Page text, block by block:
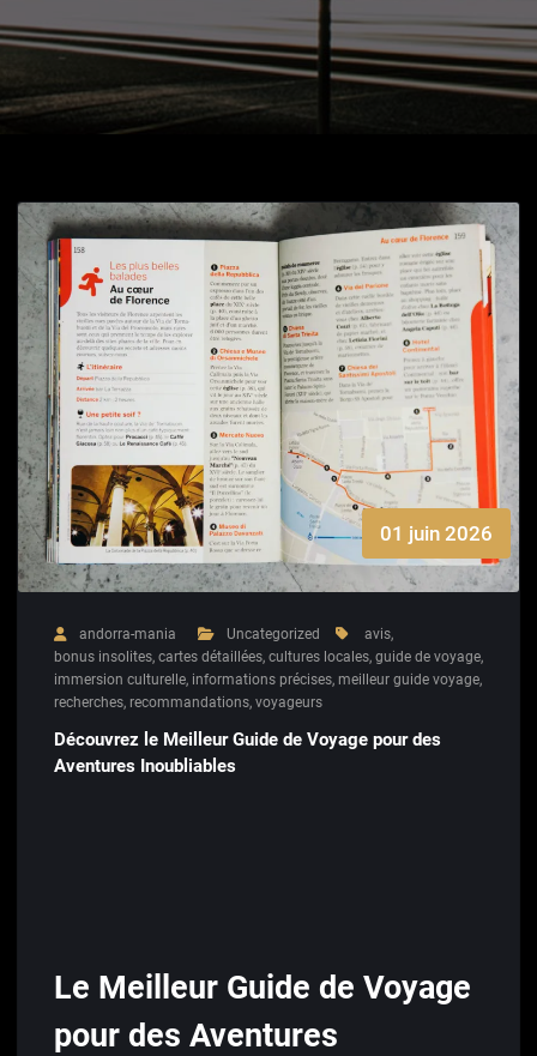
01 juin 2026
andorra-mania Uncategorized avis,
bonus insolites, cartes détaillées, cultures locales, guide de voyage,
immersion culturelle, informations précises, meilleur guide voyage,
recherches, recommandations, voyageurs
Découvrez le Meilleur Guide de Voyage pour des
Aventures Inoubliables
Le Meilleur Guide de Voyage
pour des Aventures